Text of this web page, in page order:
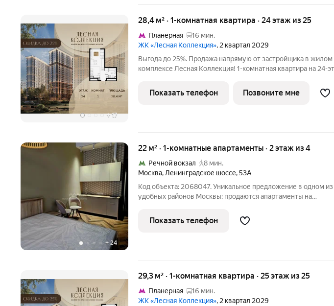
+17
28,4 м² · 1-комнатная квартира · 24 этаж из 25
Планерная
16 мин.
ЖК «Лесная Коллекция», 2 квартал 2029
Выгода до 25%. Продажа напрямую от застройщика в жилом
комплексе Лесная Коллекция! 1-комнатная квартира на 24-
комплекс для тех, кто хочет жить в комфортной городской
при этом
Показать телефон Позвоните мне
+ 24
22 м² · 1-комнатные апартаменты · 2 этаж из 4
Речной вокзал
8 мин.
Москва, Ленинградское шоссе,53А
Код объекта: 2068047. Уникальное предложение в одном из
удобных районов Москвы: продаются апартаменты на
м с евроремонтом и высокими потолками идеальное решение для
тех, кто ценит комфорт
Показать телефон
29,3 м² · 1-комнатная квартира · 25 этаж из 25
Планерная
16 мин.
ЖК «Лесная Коллекция», 2 квартал 2029